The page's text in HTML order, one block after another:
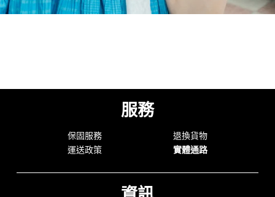
服務
保固服務
退換貨物
運送政策
實體通路